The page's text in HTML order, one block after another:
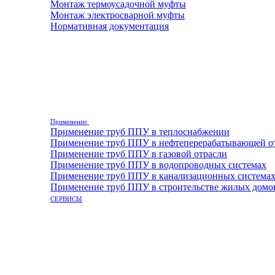
Монтаж термоусадочной муфты
Монтаж электросварной муфты
Нормативная документация
Применение
Применение труб ППУ в теплоснабжении
Применение труб ППУ в нефтеперерабатывающей
Применение труб ППУ в газовой отрасли
Применение труб ППУ в водопроводных системах
Применение труб ППУ в канализационных системах
Применение труб ППУ в строительстве жилых
СЕРВИСЫ